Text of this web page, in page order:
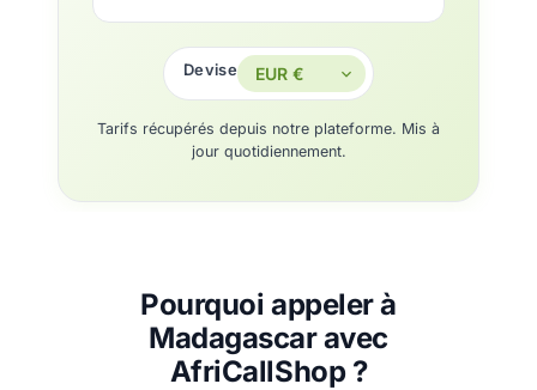
Devise
Tarifs récupérés depuis notre plateforme. Mis à
jour quotidiennement.
Pourquoi appeler à
Madagascar avec
AfriCallShop ?